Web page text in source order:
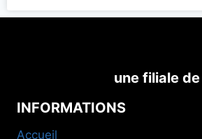
une filiale de
INFORMATIONS
Accueil